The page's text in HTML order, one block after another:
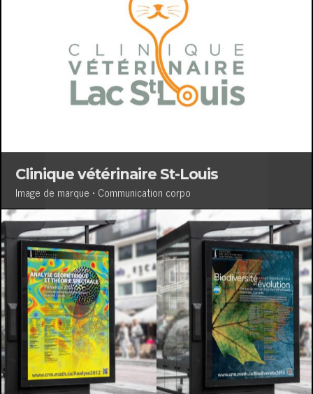
Clinique vétérinaire St-Louis
Image de marque • Communication corpo